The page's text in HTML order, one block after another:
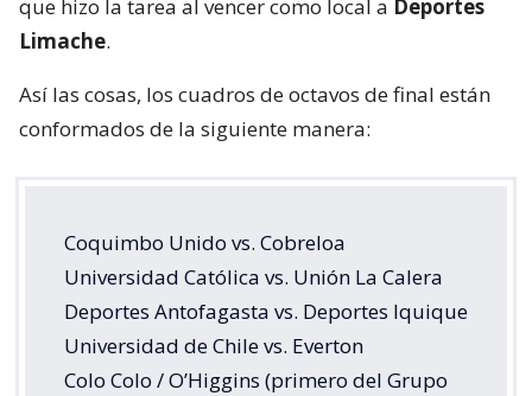
que hizo la tarea al vencer como local a Deportes
Limache.
Así las cosas, los cuadros de octavos de final están
conformados de la siguiente manera:
Coquimbo Unido vs. Cobreloa
Universidad Católica vs. Unión La Calera
Deportes Antofagasta vs. Deportes Iquique
Universidad de Chile vs. Everton
Colo Colo / O’Higgins (primero del Grupo